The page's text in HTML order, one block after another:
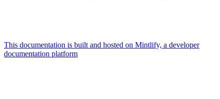
This documentation is built and hosted on Mintlify, a developer
documentation platform